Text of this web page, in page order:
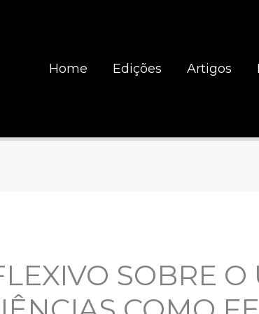
Home Edições Artigos
SOBRE O